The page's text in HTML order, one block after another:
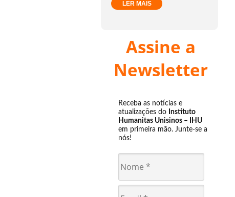
LER MAIS
Assine a
Newsletter
Receba as notícias e
atualizações do Instituto
Humanitas Unisinos – IHU
em primeira mão. Junte-se a
nós!